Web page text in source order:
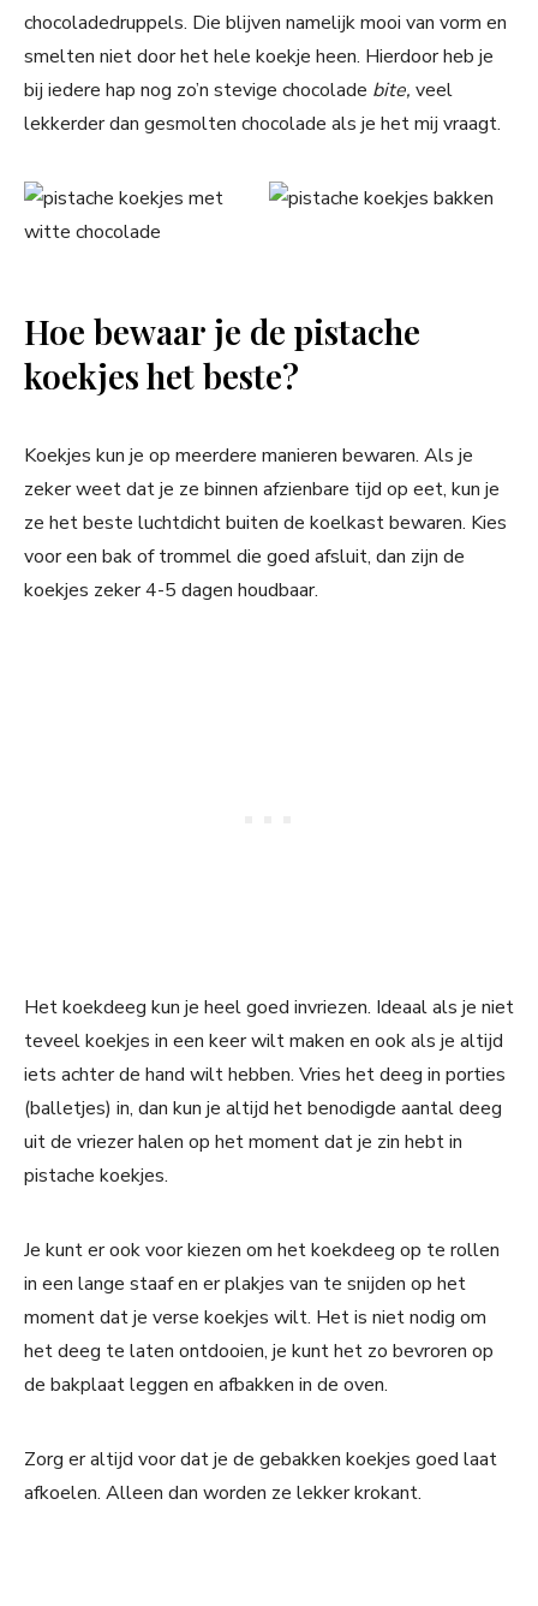
chocoladedruppels. Die blijven namelijk mooi van vorm en
smelten niet door het hele koekje heen. Hierdoor heb je
bij iedere hap nog zo’n stevige chocolade bite, veel
lekkerder dan gesmolten chocolade als je het mij vraagt.
Hoe bewaar je de pistache
koekjes het beste?
Koekjes kun je op meerdere manieren bewaren. Als je
zeker weet dat je ze binnen afzienbare tijd op eet, kun je
ze het beste luchtdicht buiten de koelkast bewaren. Kies
voor een bak of trommel die goed afsluit, dan zijn de
koekjes zeker 4-5 dagen houdbaar.
Het koekdeeg kun je heel goed invriezen. Ideaal als je niet
teveel koekjes in een keer wilt maken en ook als je altijd
iets achter de hand wilt hebben. Vries het deeg in porties
(balletjes) in, dan kun je altijd het benodigde aantal deeg
uit de vriezer halen op het moment dat je zin hebt in
pistache koekjes.
Je kunt er ook voor kiezen om het koekdeeg op te rollen
in een lange staaf en er plakjes van te snijden op het
moment dat je verse koekjes wilt. Het is niet nodig om
het deeg te laten ontdooien, je kunt het zo bevroren op
de bakplaat leggen en afbakken in de oven.
Zorg er altijd voor dat je de gebakken koekjes goed laat
afkoelen. Alleen dan worden ze lekker krokant.